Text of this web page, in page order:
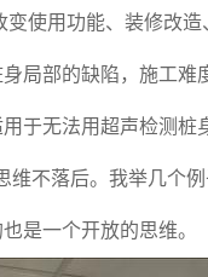
变使用功能、装修
局部的缺陷，施工
于无法用超声检测
维不落后。我举几个
是一个开放的思维。